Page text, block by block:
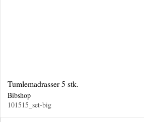
Tumlemadrasser 5 stk.
Bibshop
101515_set-big